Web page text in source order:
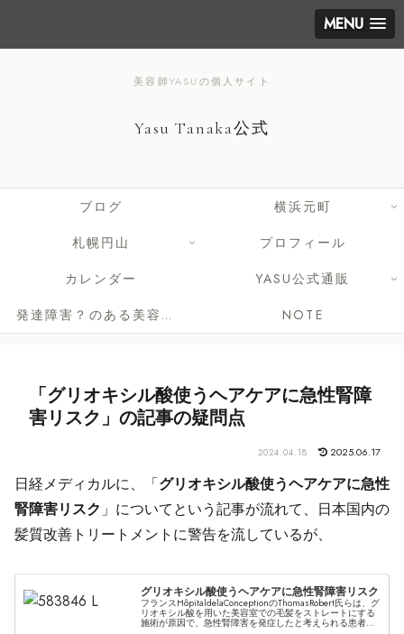
MENU
美容師YASUの個人サイト
Yasu Tanaka公式
ブログ
横浜元町
札幌円山
プロフィール
カレンダー
YASU公式通販
発達障害？のある美容師さんへ
NOTE
「グリオキシル酸使うヘアケアに急性腎障
害リスク」の記事の疑問点
2024.04.18 2025.06.17
日経メディカルに、「グリオキシル酸使うヘアケアに急性
腎障害リスク」についてという記事が流れて、日本国内の
髪質改善トリートメントに警告を流しているが、
グリオキシル酸使うヘアケアに急性腎障害リスク
フランスHôpitaldelaConceptionのThomasRobert氏らは、グ
リオキシル酸を用いた美容室での毛髪をストレートにする
施術が原因で、急性腎障害を発症したと考えられる患者の